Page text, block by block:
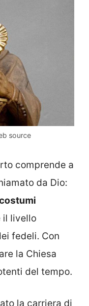
source
comprende a
da Dio:
il livello
fedeli. Con
la Chiesa
del tempo.
la carriera di